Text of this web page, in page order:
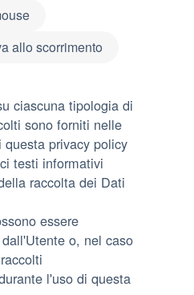
allo scorrimento
ciascuna tipologia di
sono forniti nelle
privacy policy
testi informativi
raccolta dei Dati
essere
o, nel caso
l'uso di questa